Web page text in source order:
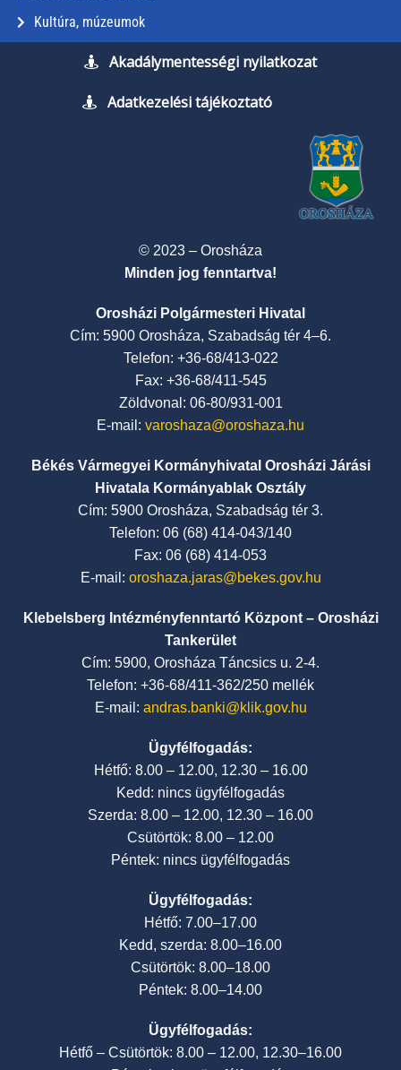
Kultúra, múzeumok
Akadálymentességi nyilatkozat
Adatkezelési tájékoztató
© 2023 – Orosháza
Minden jog fenntartva!
Orosházi Polgármesteri Hivatal
Cím: 5900 Orosháza, Szabadság tér 4–6.
Telefon: +36-68/413-022
Fax: +36-68/411-545
Zöldvonal: 06-80/931-001
E-mail: varoshaza@oroshaza.hu
Békés Vármegyei Kormányhivatal Orosházi Járási
Hivatala Kormányablak Osztály
Cím: 5900 Orosháza, Szabadság tér 3.
Telefon: 06 (68) 414-043/140
Fax: 06 (68) 414-053
E-mail: oroshaza.jaras@bekes.gov.hu
Klebelsberg Intézményfenntartó Központ – Orosházi
Tankerület
Cím: 5900, Orosháza Táncsics u. 2-4.
Telefon: +36-68/411-362/250 mellék
E-mail: andras.banki@klik.gov.hu
Ügyfélfogadás:
Hétfő: 8.00 – 12.00, 12.30 – 16.00
Kedd: nincs ügyfélfogadás
Szerda: 8.00 – 12.00, 12.30 – 16.00
Csütörtök: 8.00 – 12.00
Péntek: nincs ügyfélfogadás
Ügyfélfogadás:
Hétfő: 7.00–17.00
Kedd, szerda: 8.00–16.00
Csütörtök: 8.00–18.00
Péntek: 8.00–14.00
Ügyfélfogadás:
Hétfő – Csütörtök: 8.00 – 12.00, 12.30–16.00